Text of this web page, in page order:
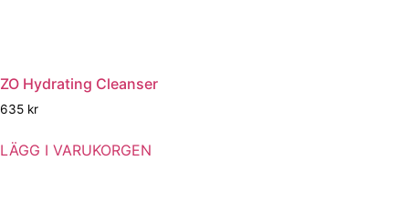
ZO Hydrating Cleanser
635 kr
LÄGG I VARUKORGEN